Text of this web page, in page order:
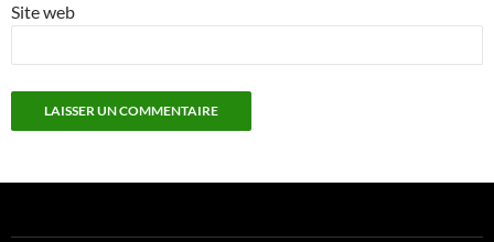
Site web